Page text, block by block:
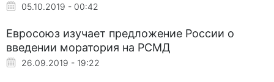
05.10.2019 - 00:42
Евросоюз изучает предложение России о
введении моратория на РСМД
26.09.2019 - 19:22